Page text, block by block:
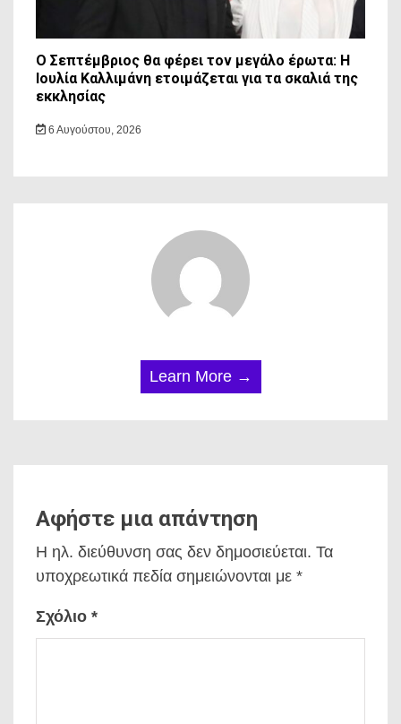
Ο Σεπτέμβριος θα φέρει τον μεγάλο έρωτα: Η
Ιουλία Καλλιμάνη ετοιμάζεται για τα σκαλιά της
εκκλησίας
6 Αυγούστου, 2026
Learn More →
Αφήστε μια απάντηση
Η ηλ. διεύθυνση σας δεν δημοσιεύεται. Τα
υποχρεωτικά πεδία σημειώνονται με *
Σχόλιο *